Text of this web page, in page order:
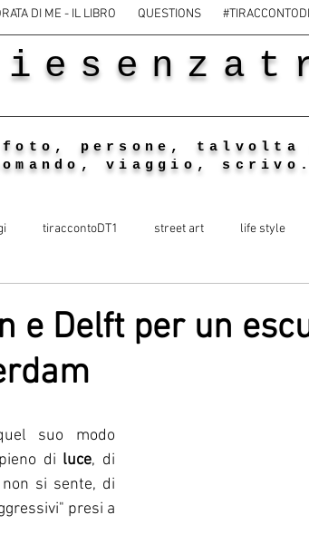
DI ME - IL LIBRO QUESTIONS #TIRACCONTODI
foto, persone, talvolta
viaggio, scrivo.
tiraccontoDT1 street art life style
e Delft per un
suo modo
di luce, di
si sente, di
presi a